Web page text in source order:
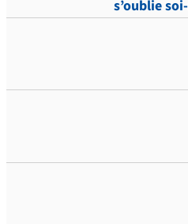
s’oublie